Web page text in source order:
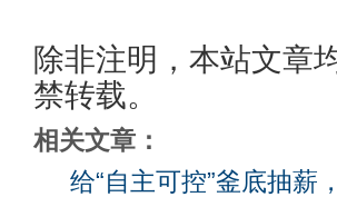
除非注明，本站文章
禁转载。
相关文章：
给“自主可控”釜底抽薪